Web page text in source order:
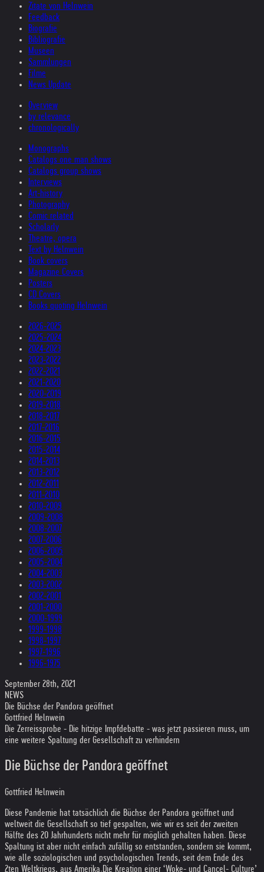
Zitate von Helnwein
Feedback
Biografie
Bibliografie
Museen
Sammlungen
Filme
News Update
Overview
by relevance
chronologically
Monographs
Catalogs one man shows
Catalogs group shows
Interviews
Art-history
Photography
Comic related
Scholarly
Theatre, opera
Text by Helnwein
Book covers
Magazine Covers
Posters
CD Covers
Books quoting Helnwein
2026-2025
2025-2024
2024-2023
2023-2022
2022-2021
2021-2020
2020-2019
2019-2018
2018-2017
2017-2016
2016-2015
2015-2014
2014-2013
2013-2012
2012-2011
2011-2010
2010-2009
2009-2008
2008-2007
2007-2006
2006-2005
2005-2004
2004-2003
2003-2002
2002-2001
2001-2000
2000-1999
1999-1998
1998-1997
1997-1996
1996-1975
September 28th, 2021
NEWS
Die Büchse der Pandora geöffnet
Gottfried Helnwein
Die Zerreissprobe - Die hitzige Impfdebatte - was jetzt passieren muss, um
eine weitere Spaltung der Gesellschaft zu verhindern
Die Büchse der Pandora geöffnet
Gottfried Helnwein
Diese Pandemie hat tatsächlich die Büchse der Pandora geöffnet und
weltweit die Gesellschaft so tief gespalten, wie wir es seit der zweiten
Hälfte des 20 Jahrhunderts nicht mehr für möglich gehalten haben. Diese
Spaltung ist aber nicht einfach zufällig so entstanden, sondern sie kommt,
wie alle soziologischen und psychologischen Trends, seit dem Ende des
2ten Weltkriegs, aus Amerika. Die Kreation einer ‘Woke- und Cancel- Culture’